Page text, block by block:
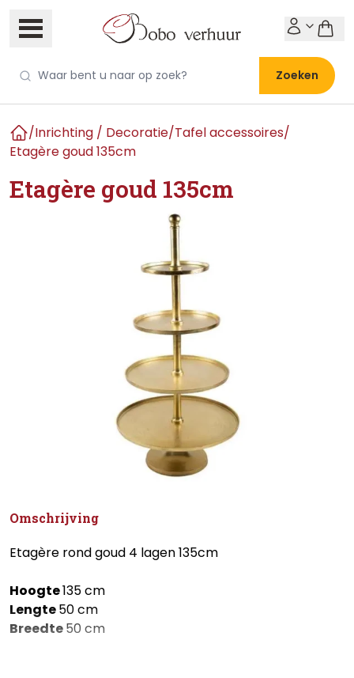
Zoeken
Home
/Inrichting / Decoratie/Tafel accessoires/
Etagère goud 135cm
Etagère goud 135cm
Omschrijving
Etagère rond goud 4 lagen 135cm
Hoogte135 cm
Lengte50 cm
Breedte50 cm